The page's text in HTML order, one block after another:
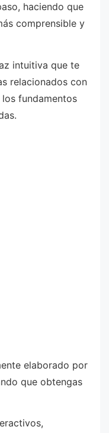
haciendo que
comprensible y
intuitiva que te
relacionados con
fundamentos
elaborado por
que obtengas